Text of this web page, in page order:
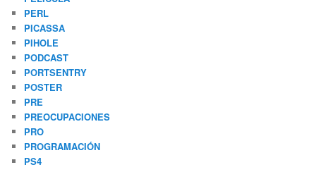
PERL
PICASSA
PIHOLE
PODCAST
PORTSENTRY
POSTER
PRE
PREOCUPACIONES
PRO
PROGRAMACIÓN
PS4